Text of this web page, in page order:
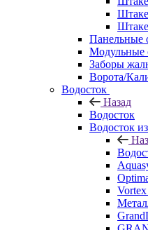
Панельные
Модульные
Заборы
Ворота/
Водосток
Назад
Водосток
Водосток